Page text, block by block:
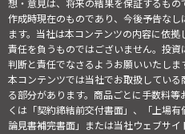
想・意見は、将来の結果を保証するも
作成時現在のものであり、今後予告な
ます。当社は本コンテンツの内容に依
責任を負うものではございません。投
判断と責任でなさるようお願いいたしま
本コンテンツでは当社でお取扱してい
る部分があります。商品ごとに手数料
くは「契約締結前交付書面」、「上場
論見書補完書面」または当社ウェブサイ